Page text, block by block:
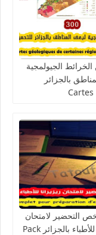
من الخرائط الجيولمجية
بالجزائر
للتحميل Cartes
régions de
التحضير لامتحان
ريزيرانا للأطباء بالجزائر Pack